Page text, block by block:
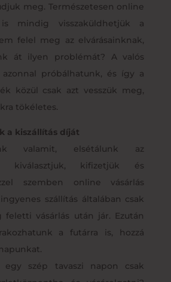
meg. Természetesen online
mindig visszaküldhetjük a
felel meg az elvárásainknak,
át ilyen problémát? A valós
azonnal próbálhatunk, és így a
közül csak azt vesszük meg,
tökéletes.
a kiszállítás díját
valamit, elsétálunk az
kiválasztjuk, kifizetjük és
szemben online vásárlás
szállítás általában csak
feletti vásárlás után jár. Ezután
a futárra is, hozzá
szép tavaszi napon csak